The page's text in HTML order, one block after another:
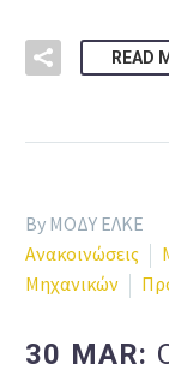
READ
By ΜΟΔΥ ΕΛΚΕ
Ανακοινώσεις
Μηχανικών
30 MAR: